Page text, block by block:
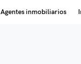
Agentes inmobiliarios